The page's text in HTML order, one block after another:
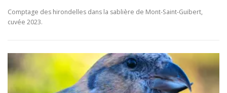
Comptage des hirondelles dans la sablière de Mont-Saint-Guibert,
cuvée 2023.